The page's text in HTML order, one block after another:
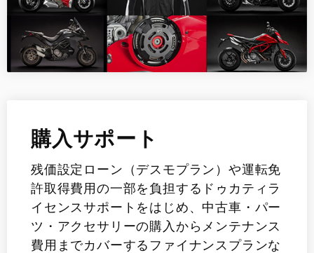
購入サポート
残価設定ローン（デスモプラン）や運転免
許取得費用の一部を負担するドゥカティラ
イセンスサポートをはじめ、中古車・パー
ツ・アクセサリーの購入からメンテナンス
費用までカバーするファイナンスプランな